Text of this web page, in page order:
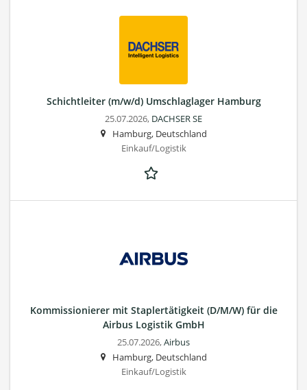
Schichtleiter (m/w/d) Umschlaglager Hamburg
25.07.2026, DACHSER SE
Hamburg, Deutschland
Einkauf/Logistik
Kommissionierer mit Staplertätigkeit (D/M/W) für die
Airbus Logistik GmbH
25.07.2026,Airbus
Hamburg, Deutschland
Einkauf/Logistik